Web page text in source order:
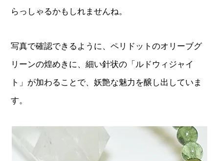
らっしゃるかもしれませんね。
写真で確認できるように、ペリドットのオリーブグ
リーンの煌めきに、細い針状の「ルドウィジャイ
ト」が加わることで、妖艶な魅力を醸し出していま
す。